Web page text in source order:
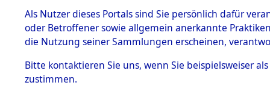
Inhaftierungsdoku
mente
1.2.9 Beim ITS
verwahrte
1.2.9.1
Effekten aus
Als Nutzer dieses Portals sind Sie persönlich dafür
oder Betroffener sowie allgemein anerkannte
die Nutzung seiner Sammlungen erscheinen,
Bitte kontaktieren Sie uns, wenn Sie beispielsweiser
zustimmen.